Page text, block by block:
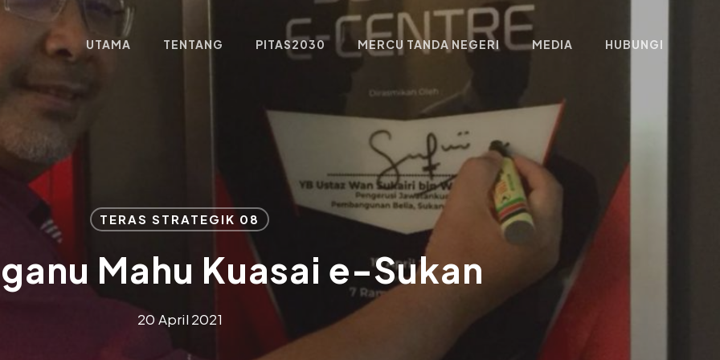
UTAMA TENTANG PITAS2030 MERCU TANDA NEGERI MEDIA HUBUNGI
TERAS STRATEGIK 08
Mahu Kuasai e-Sukan
20 April 2021